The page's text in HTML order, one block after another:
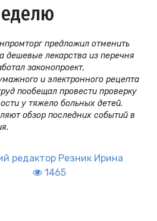
предложил отменить
дешевые лекарства из перечня
законопроект,
и электронного рецепта
пообещал провести проверку
у тяжело больных детей.
обзор последних событий в
редактор Резник Ирина
1465